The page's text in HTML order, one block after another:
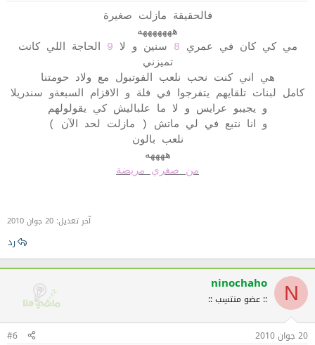
فالحقيقة مازلت صغيرة
هههههههه
مي كي كان في عمري 8 سنين و لا 9 الحاجة اللي كانت
تميزني
هي اني كنت نحب نلعب الفوتبول مع ولاد حومتنا
كامل لبنات تلقايهم يتفرجوا في فلة و الاقزام السبعةو سندريلا
و يجيبو عرايس و لا ما علباليش كي يقولولهم
و انا نتبع في لي ماتش ( مازلت لحد الآن )
نلعب بالون
ههههه
من صغري مريضة
آخر تعديل: 20 جوان 2010
رد
N
ninochaho
:: عضو منتسِب ::
20 جوان 2010 #6